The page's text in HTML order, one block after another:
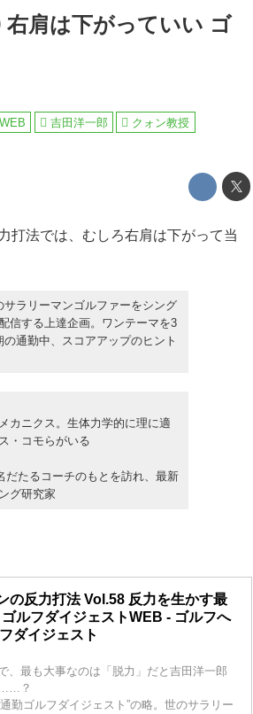
右肩は下がっていい ゴ
吉田洋一郎
クォン教授
打法では、むしろ右肩は下がって当
サラリーマンゴルファーをシング
信する上達企画。ワンテーマを3
通勤中、スコアアップのヒント
カニクス。生体力学的に理に適
・コモらがいる
だたるコーチのもとを訪れ、最新
グ研究家
の反力打法 Vol.58 反力を生かす最
ルフダイジェストWEB - ゴルフへ
ダイジェスト
、最も大事なのは「脱力」だと吉田洋一郎
……？
通勤ゴルフダイジェスト”の略。世のサラリー